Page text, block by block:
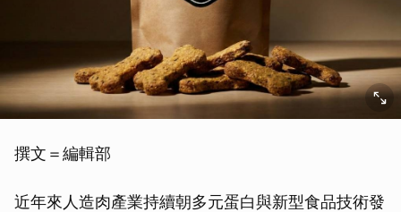
撰文＝編輯部
近年來人造肉產業持續朝多元蛋白與新型食品技術發